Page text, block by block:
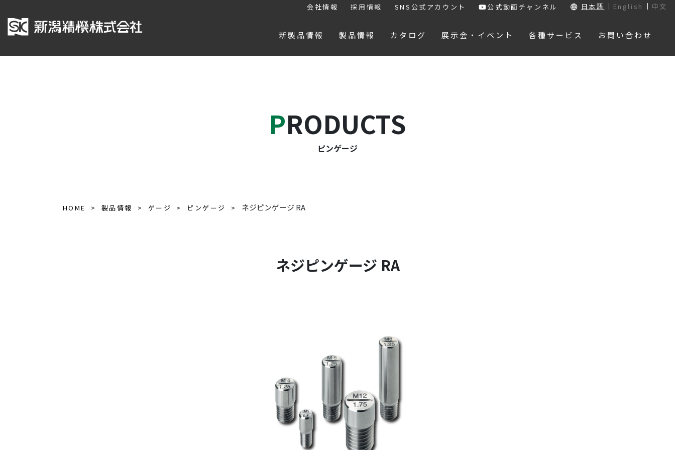
会社情報 採用情報 SNS公式アカウント 公式動画チャンネル 日本語 English 中文
新製品情報 製品情報 カタログ 展示会・イベント 各種サービス お問い合わせ
PRODUCTS
ピンゲージ
HOME 製品情報 ゲージ ピンゲージ ネジピンゲージ RA
ネジピンゲージ RA